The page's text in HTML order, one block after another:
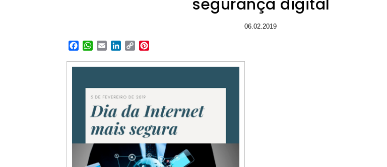
segurança digital
06.02.2019
Facebook
WhatsApp
EmailLinkedIn
Copy